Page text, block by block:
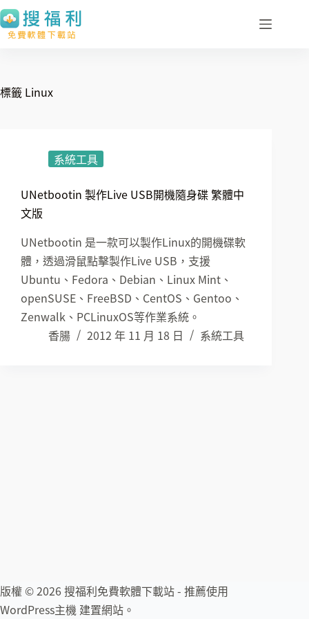
跳
至
內
容
標籤 Linux
系統工具
UNetbootin 製作Live USB開機隨身碟 繁體中
文版
UNetbootin 是一款可以製作Linux的開機碟軟
體，透過滑鼠點擊製作Live USB，支援
Ubuntu、Fedora、Debian、Linux Mint、
openSUSE、FreeBSD、CentOS、Gentoo、
Zenwalk、PCLinuxOS等作業系統。
香腸
2012 年 11 月 18 日 系統工具
版權 © 2026 搜福利免費軟體下載站 - 推薦使用
WordPress主機 建置網站。